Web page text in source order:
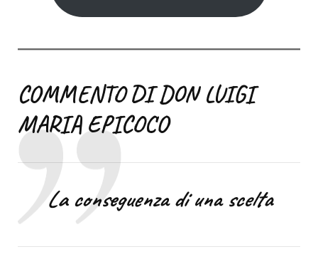
COMMENTO DI DON LUIGI
MARIA EPICOCO
La conseguenza di una scelta